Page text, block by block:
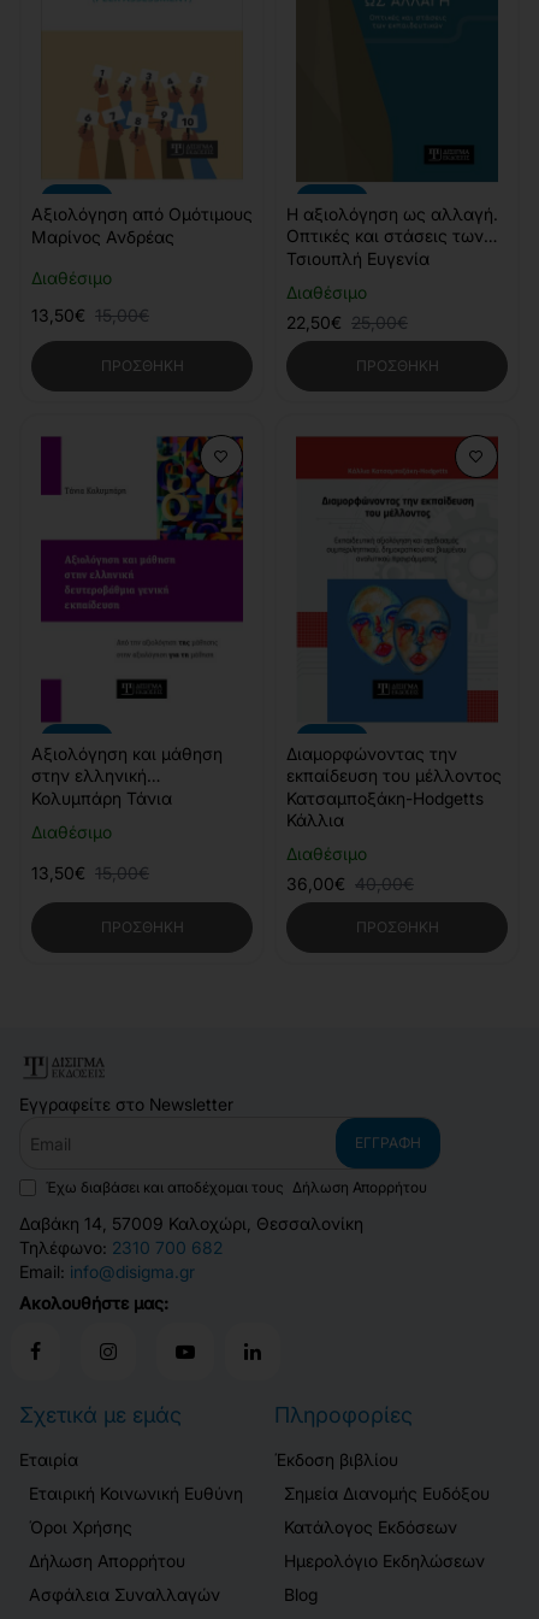
Διαθέσιμο
Αξιολόγηση από Ομότιμους
Μαρίνος Ανδρέας
13,50€ 15,00€
ΠΡΟΣΘΉΚΗ
Διαθέσιμο
Η αξιολόγηση ως αλλαγή.
Οπτικές και στάσεις των
εκπαιδευτικών
Τσιουπλή Ευγενία
22,50€ 25,00€
ΠΡΟΣΘΉΚΗ
Διαθέσιμο
Αξιολόγηση και μάθηση
στην ελληνική
δευτεροβάθμια γενική
Κολυμπάρη Τάνια
13,50€ 15,00€
ΠΡΟΣΘΉΚΗ
Διαθέσιμο
Διαμορφώνοντας την
εκπαίδευση του μέλλοντος
Κατσαμποξάκη-Hodgetts
Κάλλια
36,00€ 40,00€
ΠΡΟΣΘΉΚΗ
Εγγραφείτε στο Newsletter
ΕΓΓΡΑΦΉ
Έχω διαβάσει και αποδέχομαι τους Δήλωση Απορρήτου
Δαβάκη 14, 57009 Καλοχώρι, Θεσσαλονίκη
Τηλέφωνο: 2310 700 682
Email: info@disigma.gr
Ακολουθήστε μας:
Σχετικά με εμάς
Εταιρία
Εταιρική Κοινωνική Ευθύνη
Όροι Χρήσης
Δήλωση Απορρήτου
Ασφάλεια Συναλλαγών
Πληροφορίες
Έκδοση βιβλίου
Σημεία Διανομής Ευδόξου
Κατάλογος Εκδόσεων
Ημερολόγιο Εκδηλώσεων
Blog